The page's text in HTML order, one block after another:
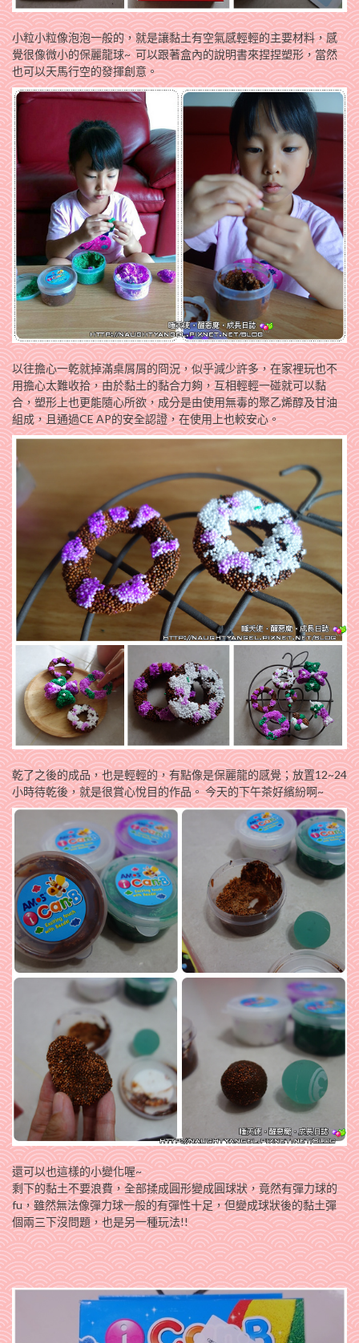
小粒小粒像泡泡一般的，就是讓黏土有空氣感輕輕的主要材料，感
覺很像微小的保麗龍球~ 可以跟著盒內的說明書來捏捏塑形，當然
也可以天馬行空的發揮創意。
以往擔心一乾就掉滿桌屑屑的冏況，似乎減少許多，在家裡玩也不
用擔心太難收拾，由於黏土的黏合力夠，互相輕輕一碰就可以黏
合，塑形上也更能隨心所欲，成分是由使用無毒的聚乙烯醇及甘油
組成，且通過CE AP的安全認證，在使用上也較安心。
乾了之後的成品，也是輕輕的，有點像是保麗龍的感覺；放置12~24
小時待乾後，就是很賞心悅目的作品。 今天的下午茶好繽紛啊~
還可以也這樣的小變化喔~
剩下的黏土不要浪費，全部揉成圓形變成圓球狀，竟然有彈力球的
fu，雖然無法像彈力球一般的有彈性十足，但變成球狀後的黏土彈
個兩三下沒問題，也是另一種玩法!!